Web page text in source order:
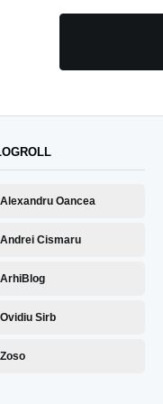
Alexandru Oancea
Andrei Cismaru
ArhiBlog
Ovidiu Sirb
Zoso